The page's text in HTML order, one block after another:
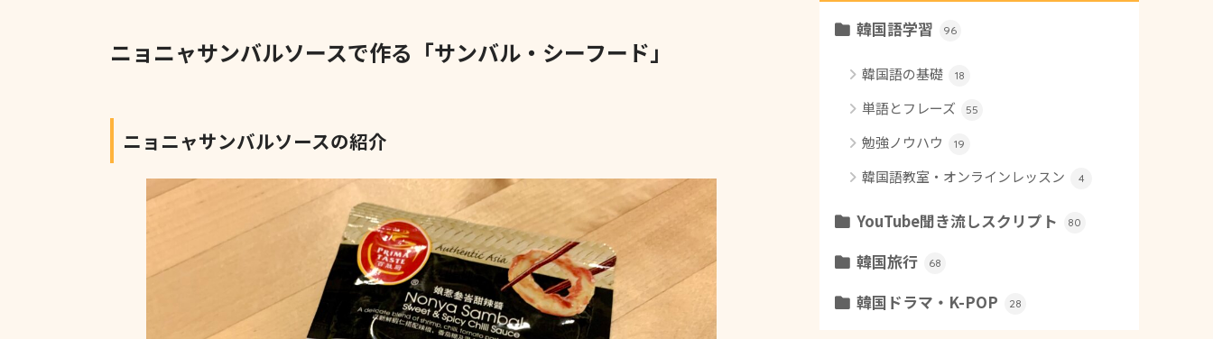
ニョニャサンバルソースで作る「サンバル・シーフード」
ニョニャサンバルソースの紹介
韓国語学習 96
韓国語の基礎 18
単語とフレーズ 55
勉強ノウハウ 19
韓国語教室・オンラインレッスン 4
YouTube聞き流しスクリプト 80
韓国旅行 68
韓国ドラマ・K-POP 28